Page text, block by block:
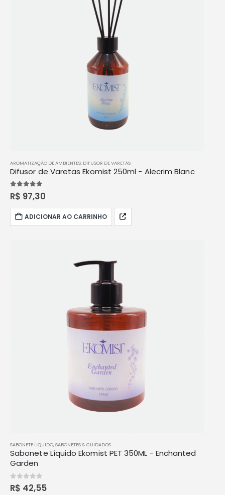
AROMATIZAÇÃO DE AMBIENTES, DIFUSOR DE VARETAS
Difusor de Varetas Ekomist 250ml - Alecrim Blanc
5.00out of 5
R$ 97,30
ADICIONAR AO CARRINHO
SABONETE LIQUIDO,SABONETES & CUIDADOS
Sabonete Líquido Ekomist PET 350ML - Enchanted
Garden
out of 5
R$ 42,55